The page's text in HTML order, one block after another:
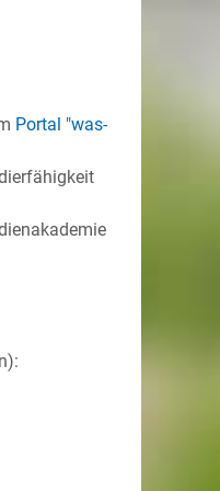
Portal "was-